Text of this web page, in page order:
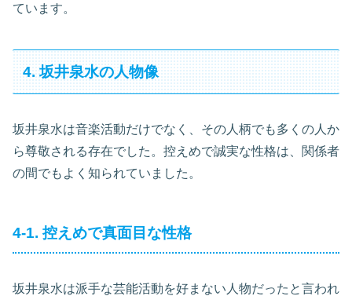
ています。
4. 坂井泉水の人物像
坂井泉水は音楽活動だけでなく、その人柄でも多くの人か
ら尊敬される存在でした。控えめで誠実な性格は、関係者
の間でもよく知られていました。
4-1. 控えめで真面目な性格
坂井泉水は派手な芸能活動を好まない人物だったと言われ